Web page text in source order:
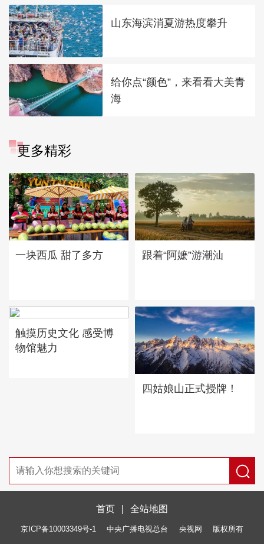
山东海滨消夏游热度攀升
给你点“颜色”，来看看大美青
海
更多精彩
一块西瓜 甜了多方 跟着“阿嬷”游潮汕
触摸历史文化 感受博
物馆魅力
四姑娘山正式授牌！
首页 全站地图
京ICP备10003349号-1 中央广播电视总台 央视网 版权所有